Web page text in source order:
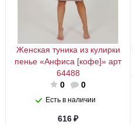
Женская туника из кулирки
пенье «Анфиса [кофе]» арт
64488
0
0
Есть в наличии
616₽